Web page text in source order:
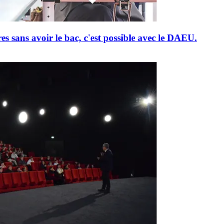
sans avoir le bac, c'est possible avec le DAEU.